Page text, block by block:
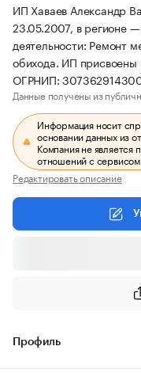
ИП Хаваев Александр
23.05.2007, в регионе
деятельности: Ремонт
обихода. ИП
ОГРНИП:
Данные получены из
Информация носит
основании данных из
Компания не является
отношений с
Редактировать описание
Профиль